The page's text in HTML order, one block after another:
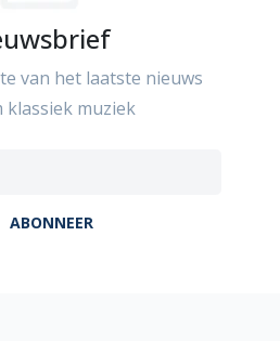
van het laatste nieuws
klassiek muziek
ABONNEER